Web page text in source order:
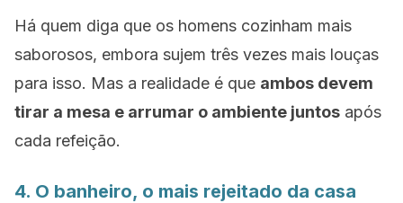
Há quem diga que os homens cozinham mais
saborosos, embora sujem três vezes mais louças
para isso. Mas a realidade é que ambos devem
tirar a mesa e arrumar o ambiente juntos após
cada refeição.
4. O banheiro, o mais rejeitado da casa